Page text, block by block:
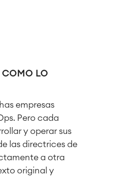
COMO LO
empresas
Pero cada
y operar sus
las directrices de
a otra
original y